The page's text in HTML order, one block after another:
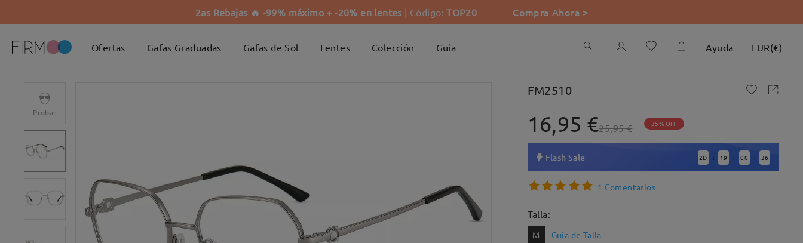
2as Rebajas 🔥 -99% máximo + -20% en lentes | Código:TOP20 Compra Ahora >
Ofertas Gafas Graduadas Gafas de Sol Lentes Colección Guía Ayuda EUR(€)
Probar
FM2510
16,95 €25,95 € 35% OFF
Flash Sale 2D : 19 : 00 : 35
1 Comentarios
Talla:
M Guía de Talla